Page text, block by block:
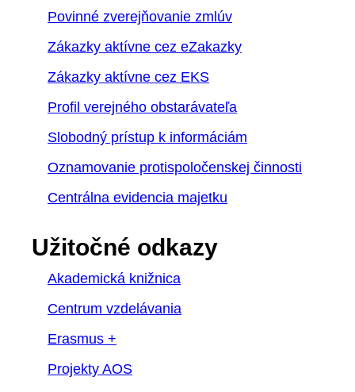
Povinné zverejňovanie zmlúv
Zákazky aktívne cez eZakazky
Zákazky aktívne cez EKS
Profil verejného obstarávateľa
Slobodný prístup k informáciám
Oznamovanie protispoločenskej činnosti
Centrálna evidencia majetku
Užitočné odkazy
Akademická knižnica
Centrum vzdelávania
Erasmus +
Projekty AOS